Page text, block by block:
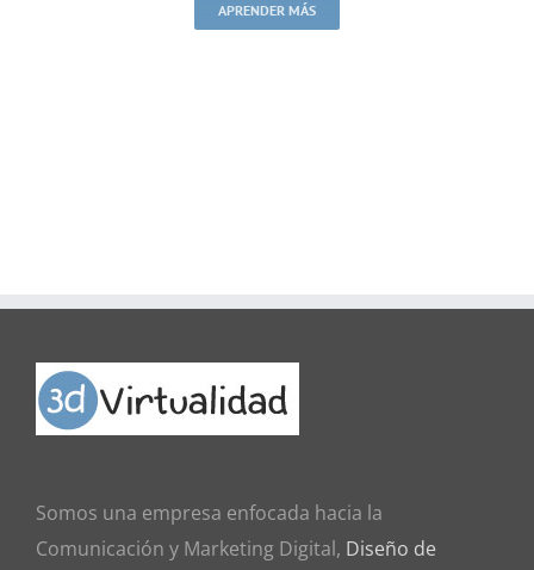
APRENDER MÁS
Somos una empresa enfocada hacia la
Comunicación y Marketing Digital, Diseño de